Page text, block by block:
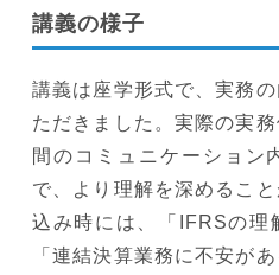
講義の様子
講義は座学形式で、実務
ただきました。実際の実
間のコミュニケーション
で、より理解を深めるこ
込み時には、「IFRSの理
「連結決算業務に不安が